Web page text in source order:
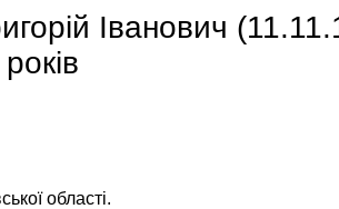
Іванович
області.